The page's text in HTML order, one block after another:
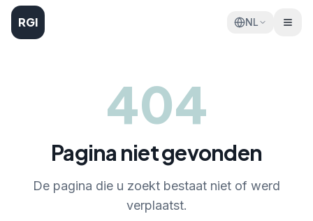
RGI NL
404
Pagina niet gevonden
De pagina die u zoekt bestaat niet of werd
verplaatst.